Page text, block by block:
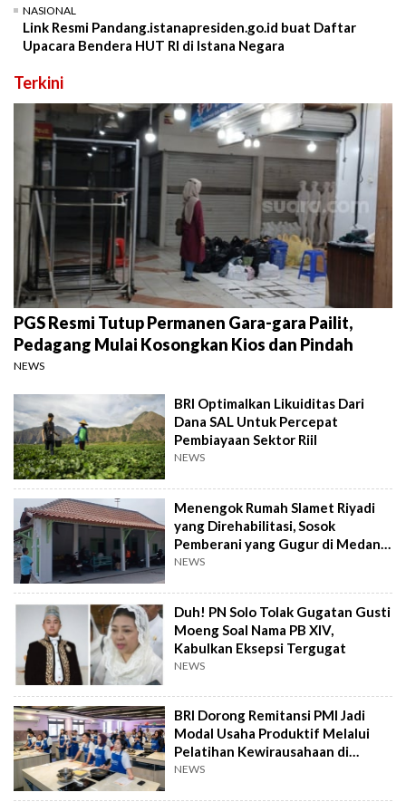
NASIONAL
Link Resmi Pandang.istanapresiden.go.id buat Daftar
Upacara Bendera HUT RI di Istana Negara
Terkini
PGS Resmi Tutup Permanen Gara-gara Pailit,
Pedagang Mulai Kosongkan Kios dan Pindah
NEWS
BRI Optimalkan Likuiditas Dari
Dana SAL Untuk Percepat
Pembiayaan Sektor Riil
NEWS
Menengok Rumah Slamet Riyadi
yang Direhabilitasi, Sosok
Pemberani yang Gugur di Medan
Perang
NEWS
Duh! PN Solo Tolak Gugatan Gusti
Moeng Soal Nama PB XIV,
Kabulkan Eksepsi Tergugat
NEWS
BRI Dorong Remitansi PMI Jadi
Modal Usaha Produktif Melalui
Pelatihan Kewirausahaan di
Taiwan
NEWS